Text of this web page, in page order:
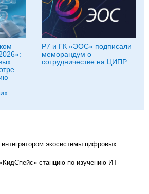
Р7 и ГК «ЭОС» подписали
меморандум о
сотрудничестве на ЦИПР
экосистемы цифровых
станцию по изучению ИТ-